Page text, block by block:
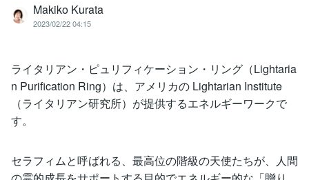
Makiko Kurata
2023/02/22 04:15
ライタリアン・ピュリフィケーション・リング（Lightaria
n Purification Ring）は、アメリカの Lightarian Institute
（ライタリアン研究所）が提供するエネルギーワークで
す。
セラフィムと呼ばれる、最高位の階級の天使たちが、人間